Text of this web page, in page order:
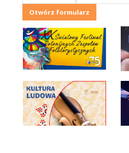
Otwórz formularz